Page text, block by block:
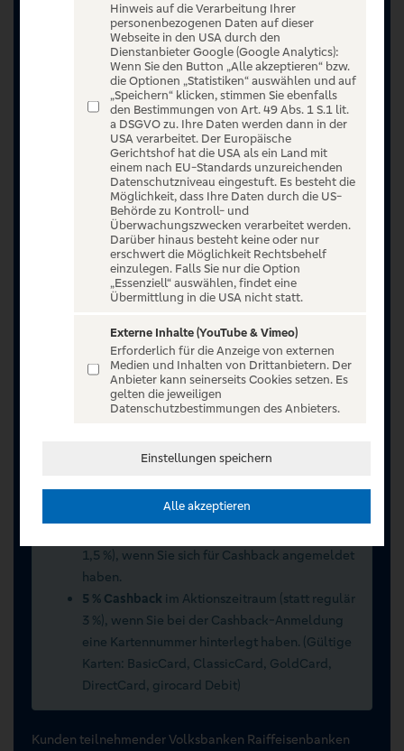
Jetzt anmelden oder registrieren
Unser Ticketangebot ist exklusiv Kunden der
Volksbanken Raiffeisenbanken vorbehalten.
1,5 %), wenn Sie sich für Cashback angemeldet
haben.
5 % Cashback im Aktionszeitraum (statt regulär
3 %), wenn Sie bei der Cashback-Anmeldung
eine Kartennummer hinterlegt haben. (Gültige
Karten: BasicCard, ClassicCard, GoldCard,
DirectCard, girocard Debit)
Kunden teilnehmender Volksbanken Raiffeisenbanken
Hinweis auf die Verarbeitung Ihrer
personenbezogenen Daten auf dieser
Webseite in den USA durch den
Dienstanbieter Google (Google Analytics):
Wenn Sie den Button „Alle akzeptieren“ bzw.
die Optionen „Statistiken“ auswählen und auf
„Speichern“ klicken, stimmen Sie ebenfalls
den Bestimmungen von Art. 49 Abs. 1 S.1 lit.
a DSGVO zu. Ihre Daten werden dann in der
USA verarbeitet. Der Europäische
Gerichtshof hat die USA als ein Land mit
einem nach EU-Standards unzureichenden
Datenschutzniveau eingestuft. Es besteht die
Möglichkeit, dass Ihre Daten durch die US-
Behörde zu Kontroll- und
Überwachungszwecken verarbeitet werden.
Darüber hinaus besteht keine oder nur
erschwert die Möglichkeit Rechtsbehelf
einzulegen. Falls Sie nur die Option
„Essenziell“ auswählen, findet eine
Übermittlung in die USA nicht statt.
Externe Inhalte (YouTube & Vimeo)
Erforderlich für die Anzeige von externen
Medien und Inhalten von Drittanbietern. Der
Anbieter kann seinerseits Cookies setzen. Es
gelten die jeweiligen
Datenschutzbestimmungen des Anbieters.
Einstellungen speichern
Alle akzeptieren